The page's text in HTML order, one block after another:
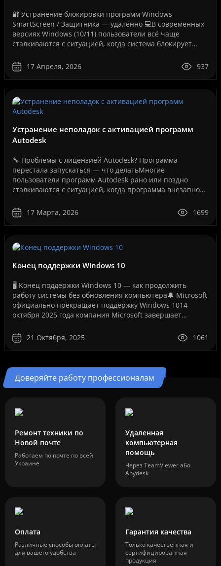
🔐 Устранение блокировки программ Windows
SmartScreen / Защитника — удалённо 💻В современных
версиях Windows (10/11) пользователи всё чаще
сталкиваются с ситуацией, когда система блокирует
Как на вашем ..
17 Апреля, 2026 937
Устранение неполадок с активацией программ
Autodesk
🔧 Проблемы с лицензией Autodesk? Программа
перестала запускаться — что делатьМногие
пользователи программ Autodesk рано или поздно
сталкиваются с ситуацией, когда программа внезапно
ошибке лицензии.Эт..
17 Марта, 2026 1699
Конец поддержки Windows 10
🖥️ Конец поддержки Windows 10 — как продолжить
работу системы без обновления компьютера🔔 Microsoft
официально прекращает поддержку Windows 1014
октября 2025 года компания Microsoft завершает
10. Это ..21 Октября, 2025 1061
Доверяйте работу профессионалам
Ремонт техники по
Новой почте
Работаем по почте по всей
Украине
Удаленная
компьютерная
помощь
Через TeamViewer або
Anydesk
Оплата
Различные способы оплаты
для вашего удобства
Гарантия качества
Только качественная и
сертифицированная
продукция